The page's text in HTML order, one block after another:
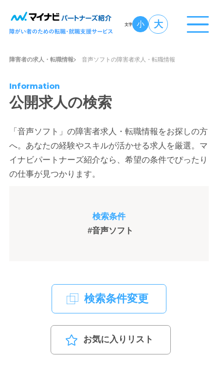
文字 小 大
障害者の求人・転職情報 音声ソフトの障害者求人・転職情報
Information
公開求人の検索
「音声ソフト」の障害者求人・転職情報をお探しの方
へ。あなたの経験やスキルが活かせる求人を厳選。マ
イナビパートナーズ紹介なら、希望の条件でぴったり
の仕事が見つかります。
検索条件
#音声ソフト
検索条件変更
お気に入りリスト